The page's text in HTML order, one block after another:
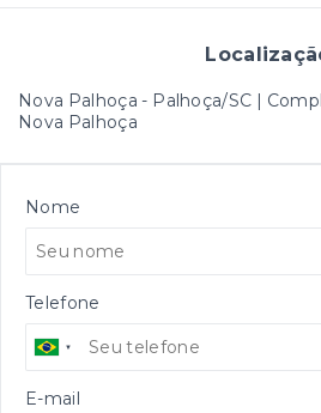
Nova Palhoça - Palhoça/SC |
Nova Palhoça
Nome
Telefone
E-mail